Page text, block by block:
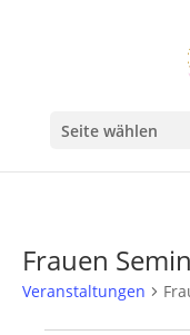
Seite wählen
Frauen
Veranstaltungen